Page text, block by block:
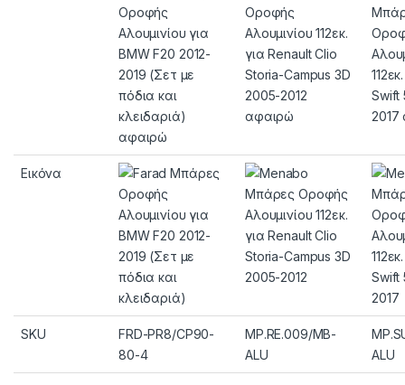
Οροφής
Αλουμινίου για
BMW F20 2012-
2019 (Σετ με
πόδια και
κλειδαριά)
αφαιρώ
Οροφής
Αλουμινίου 112εκ.
για Renault Clio
Storia-Campus 3D
2005-2012
αφαιρώ
Swift
2017
Εικόνα
SKU
FRD-PR8/CP90-
80-4
MP.RE.009/MB-
ALU
ALU